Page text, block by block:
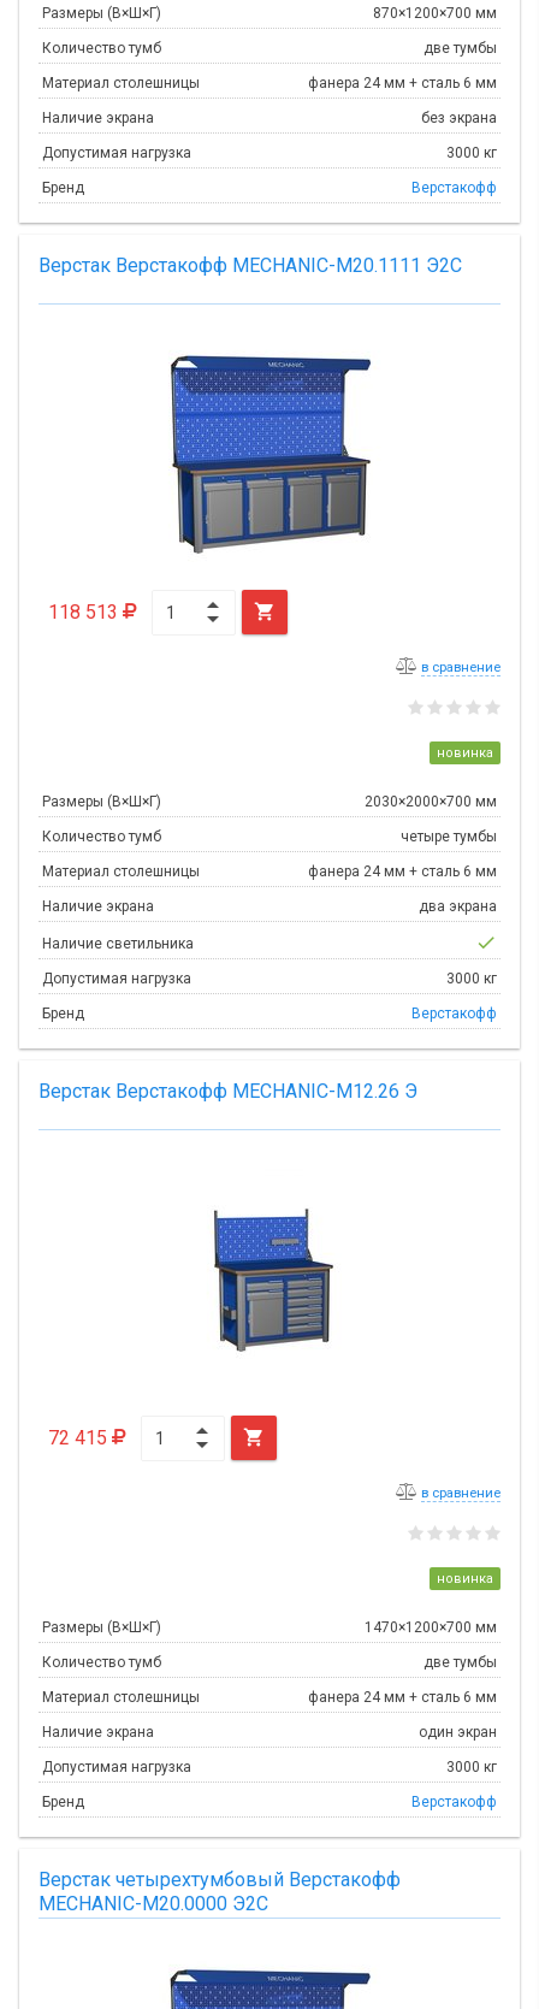
Размеры (В×Ш×Г) 870×1200×700 мм
Количество тумб две тумбы
Материал столешницы фанера 24 мм + сталь 6 мм
Наличие экрана без экрана
Допустимая нагрузка 3000 кг
Бренд Верстакофф
Верстак Верстакофф MECHANIC-М20.1111 Э2С
118 513 
в сравнение
новинка
Размеры (В×Ш×Г) 2030×2000×700 мм
Количество тумб четыре тумбы
Материал столешницы фанера 24 мм + сталь 6 мм
Наличие экрана два экрана
Наличие светильника check
Допустимая нагрузка 3000 кг
Бренд Верстакофф
Верстак Верстакофф MECHANIC-М12.26 Э
72 415 
в сравнение
новинка
Размеры (В×Ш×Г) 1470×1200×700 мм
Количество тумб две тумбы
Материал столешницы фанера 24 мм + сталь 6 мм
Наличие экрана один экран
Допустимая нагрузка 3000 кг
Бренд Верстакофф
Верстак четырехтумбовый Верстакофф
MECHANIC-М20.0000 Э2С